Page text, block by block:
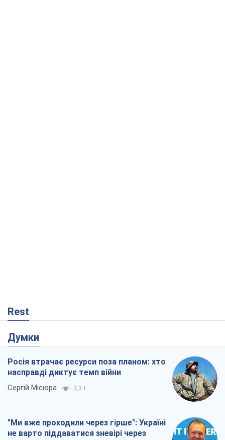
Rest
Думки
Росія втрачає ресурси поза планом: хто
насправді диктує темп війни
Сергій Місюра 3,3 т.
"Ми вже проходили через гірше": Україні
не варто піддаватися зневірі через